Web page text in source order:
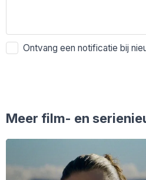
Ontvang een notificatie bij
Meer film- en